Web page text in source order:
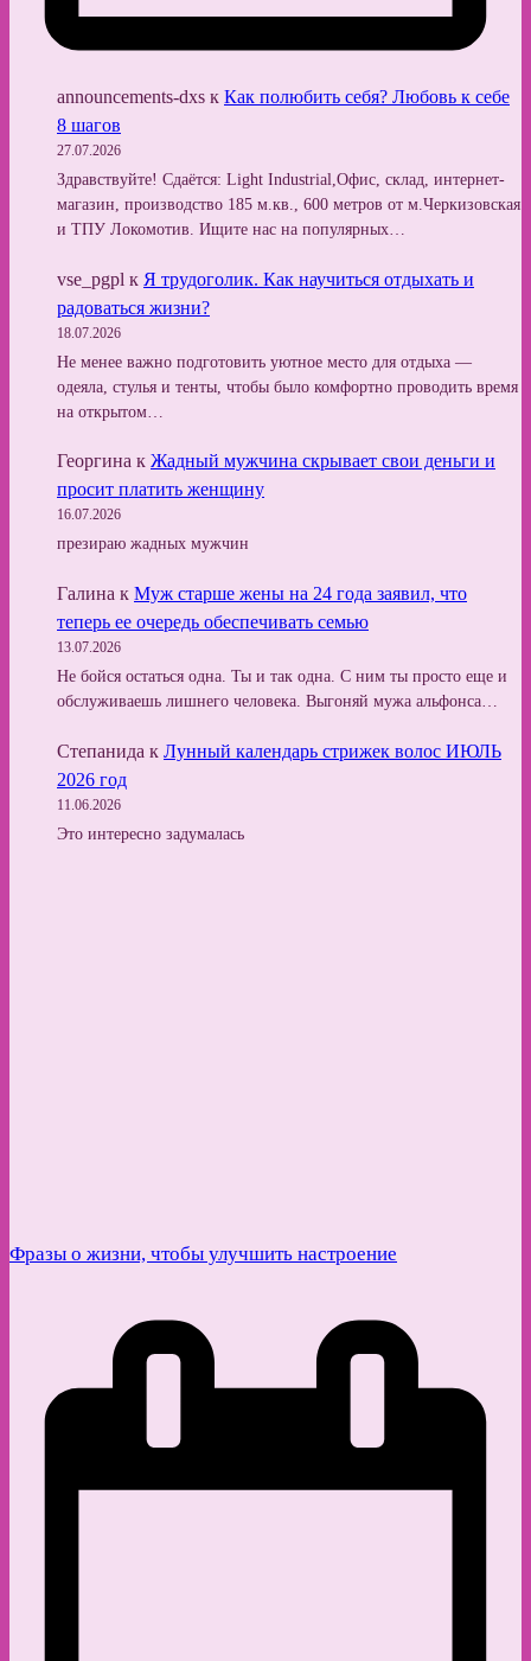
announcements-dxs к Как полюбить себя? Любовь к себе
8 шагов
27.07.2026
Здравствуйте! Сдаётся: Light Industrial,Офис, склад, интернет-
магазин, производство 185 м.кв., 600 метров от м.Черкизовская
и ТПУ Локомотив. Ищите нас на популярных…
vse_pgpl к Я трудоголик. Как научиться отдыхать и
радоваться жизни?
18.07.2026
Не менее важно подготовить уютное место для отдыха —
одеяла, стулья и тенты, чтобы было комфортно проводить время
на открытом…
Георгина к Жадный мужчина скрывает свои деньги и
просит платить женщину
16.07.2026
презираю жадных мужчин
Галина к Муж старше жены на 24 года заявил, что
теперь ее очередь обеспечивать семью
13.07.2026
Не бойся остаться одна. Ты и так одна. С ним ты просто еще и
обслуживаешь лишнего человека. Выгоняй мужа альфонса…
Степанида к Лунный календарь стрижек волос ИЮЛЬ
2026 год
11.06.2026
Это интересно задумалась
Фразы о жизни, чтобы улучшить настроение